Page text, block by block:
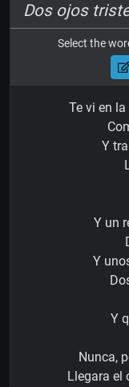
Dos ojos
Select the
Te vi en
Y
Y un
Y
Y
Nunca,
Llegara el